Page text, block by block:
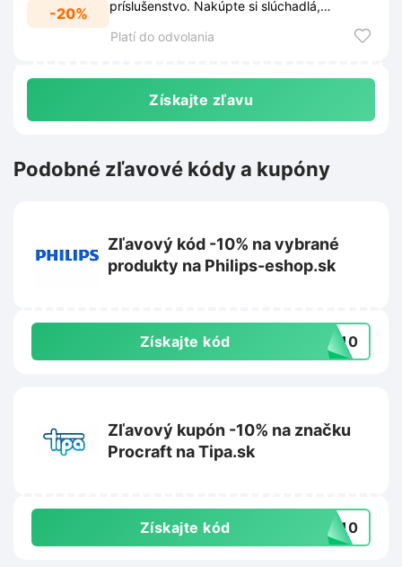
-20%
príslušenstvo. Nakúpte si slúchadlá,
Platí do odvolania
Získajte zľavu
Podobné zľavové kódy a kupóny
Zľavový kód -10% na vybrané
produkty na Philips-eshop.sk
Získajte kód TO10
Zľavový kupón -10% na značku
Procraft na Tipa.sk
Získajte kód FT10